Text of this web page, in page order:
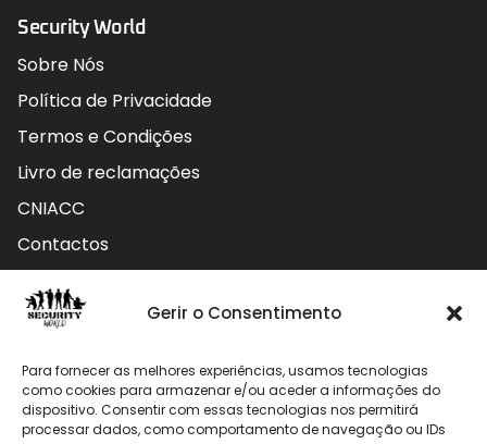
Gerir o Consentimento
Para fornecer as melhores experiências, usamos tecnologias
como cookies para armazenar e/ou aceder a informações do
dispositivo. Consentir com essas tecnologias nos permitirá
processar dados, como comportamento de navegação ou IDs
Security World
Sobre Nós
Política de Privacidade
Termos e Condições
Livro de reclamações
CNIACC
Contactos
Contactos
912 009 740 (Chamada para rede móvel nacional)
geral@securityworld.pt